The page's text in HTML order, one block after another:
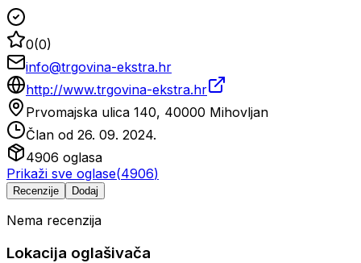
0(0)
info@trgovina-ekstra.hr
http://www.trgovina-ekstra.hr
Prvomajska ulica 140, 40000 Mihovljan
Član od 26. 09. 2024.
4906 oglasa
Prikaži sve oglase(4906)
Recenzije Dodaj
Nema recenzija
Lokacija oglašivača